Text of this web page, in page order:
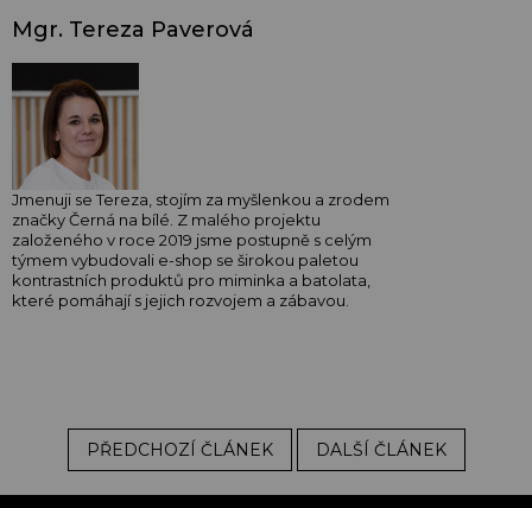
Mgr. Tereza Paverová
Jmenuji se Tereza, stojím za myšlenkou a zrodem
značky Černá na bílé. Z malého projektu
založeného v roce 2019 jsme postupně s celým
týmem vybudovali e-shop se širokou paletou
kontrastních produktů pro miminka a batolata,
které pomáhají s jejich rozvojem a zábavou.
PŘEDCHOZÍ ČLÁNEK DALŠÍ ČLÁNEK